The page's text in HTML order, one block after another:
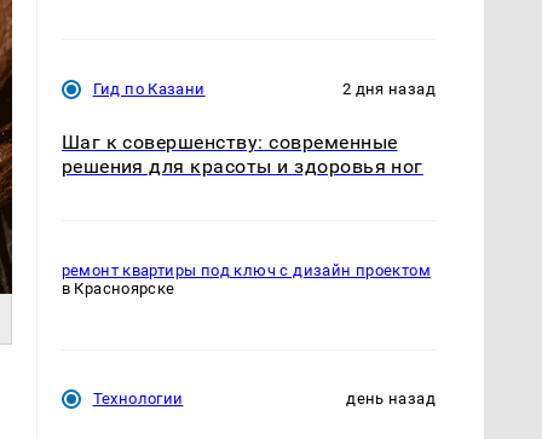
Гид по Казани 2 дня назад
Шаг к совершенству: современные
решения для красоты и здоровья ног
ремонт квартиры под ключ с дизайн проектом
в Красноярске
Технологии день назад